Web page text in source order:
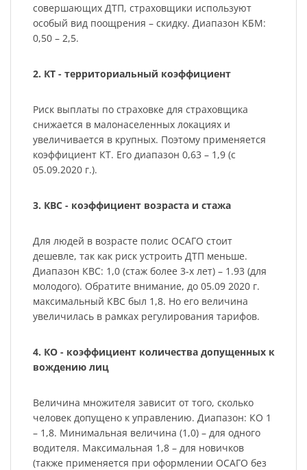
совершающих ДТП, страховщики используют
особый вид поощрения – скидку. Диапазон КБМ:
0,50 – 2,5.
2. КТ - территориальный коэффициент
Риск выплаты по страховке для страховщика
снижается в малонаселенных локациях и
увеличивается в крупных. Поэтому применяется
коэффициент КТ. Его диапазон 0,63 – 1,9 (с
05.09.2020 г.).
3. КВС - коэффициент возраста и стажа
Для людей в возрасте полис ОСАГО стоит
дешевле, так как риск устроить ДТП меньше.
Диапазон КВС: 1,0 (стаж более 3-х лет) – 1.93 (для
молодого). Обратите внимание, до 05.09 2020 г.
максимальный КВС был 1,8. Но его величина
увеличилась в рамках регулирования тарифов.
4. КО - коэффициент количества допущенных к
вождению лиц
Величина множителя зависит от того, сколько
человек допущено к управлению. Диапазон: КО 1
– 1,8. Минимальная величина (1,0) – для одного
водителя. Максимальная 1,8 – для новичков
(также применяется при оформлении ОСАГО без